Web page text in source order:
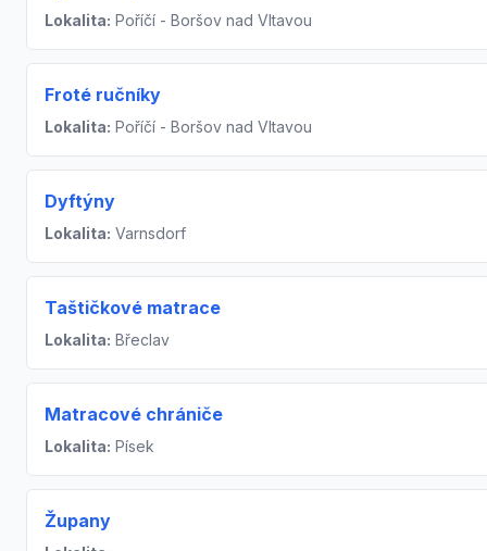
Lokalita: Poříčí - Boršov nad Vltavou
Froté ručníky
Lokalita: Poříčí - Boršov nad Vltavou
Dyftýny
Lokalita: Varnsdorf
Taštičkové matrace
Lokalita: Břeclav
Matracové chrániče
Lokalita: Písek
Župany